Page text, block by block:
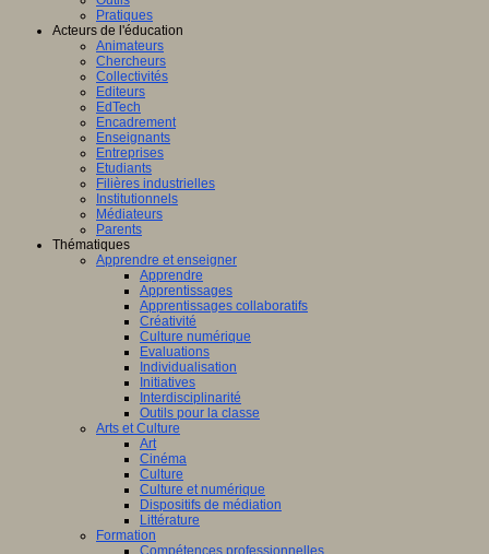
Pratiques
Acteurs de l'éducation
Animateurs
Chercheurs
Collectivités
Editeurs
EdTech
Encadrement
Enseignants
Entreprises
Etudiants
Filières industrielles
Institutionnels
Médiateurs
Parents
Thématiques
Apprendre et enseigner
Apprendre
Apprentissages
Apprentissages collaboratifs
Créativité
Culture numérique
Evaluations
Individualisation
Initiatives
Interdisciplinarité
Outils pour la classe
Arts et Culture
Art
Cinéma
Culture
Culture et numérique
Dispositifs de médiation
Littérature
Formation
Compétences professionnelles